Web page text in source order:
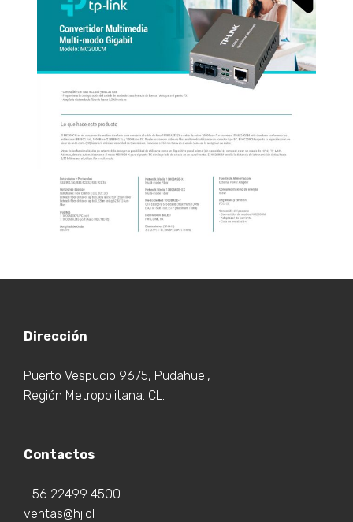
Dirección
Puerto Vespucio 9675, Pudahuel,
Región Metropolitana. CL.
Contactos
+56 22499 4500
ventas@hj.cl